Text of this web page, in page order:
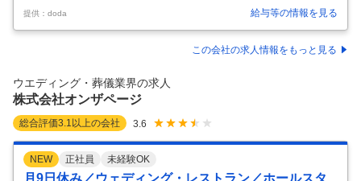
手企業の正社員 【やりがい】お客様の人生の節目に寄り添える仕事 残業
月10h以内／原則土日祝休／転居を伴う転勤なし 大切な人生の節目だか
らこそ、こだわりの施設で――。 説明会では、実際の斎場・挙式会場を
ご案内します。 もし、 「この会社は20年後もなくならない」 と言える
数”ではないでしょうか。 会員数90万人、年商777億円。 それは、人生
の節目に選ばれ続けてきた証です。 その理由を、ぜひ実際
提供：doda 給与等の情報を見る
この会社の求人情報をもっと見る
ウエディング・葬儀業界の求人
株式会社オンザページ
総合評価3.1 以上の会社 3.6
NEW 正社員 未経験OK
月9日休み／ウェディング・レストラン／ホールスタ